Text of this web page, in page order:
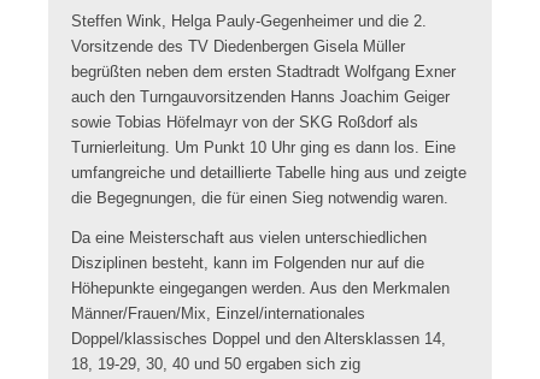
Steffen Wink, Helga Pauly-Gegenheimer und die 2.
Vorsitzende des TV Diedenbergen Gisela Müller
begrüßten neben dem ersten Stadtradt Wolfgang Exner
auch den Turngauvorsitzenden Hanns Joachim Geiger
sowie Tobias Höfelmayr von der SKG Roßdorf als
Turnierleitung. Um Punkt 10 Uhr ging es dann los. Eine
umfangreiche und detaillierte Tabelle hing aus und zeigte
die Begegnungen, die für einen Sieg notwendig waren.
Da eine Meisterschaft aus vielen unterschiedlichen
Disziplinen besteht, kann im Folgenden nur auf die
Höhepunkte eingegangen werden. Aus den Merkmalen
Männer/Frauen/Mix, Einzel/internationales
Doppel/klassisches Doppel und den Altersklassen 14,
18, 19-29, 30, 40 und 50 ergaben sich zig